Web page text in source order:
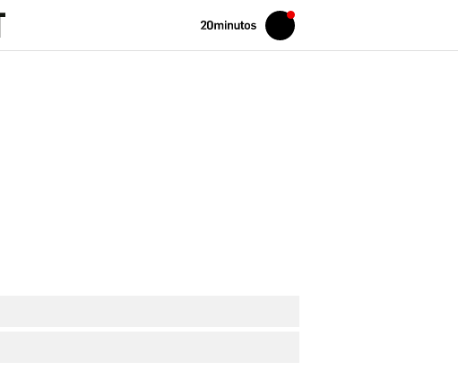
Volver
Iniciar
sesión